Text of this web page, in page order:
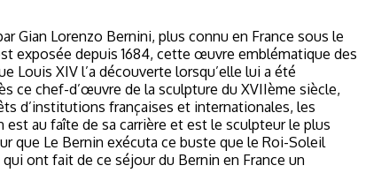
Gian Lorenzo Bernini, plus connu en France sous le
exposée depuis 1684, cette œuvre emblématique des
Louis XIV l’a découverte lorsqu’elle lui a été
ce chef-d’œuvre de la sculpture du XVIIème siècle,
d’institutions françaises et internationales, les
au faîte de sa carrière et est le sculpteur le plus
que Le Bernin exécuta ce buste que le Roi-Soleil
ont fait de ce séjour du Bernin en France un